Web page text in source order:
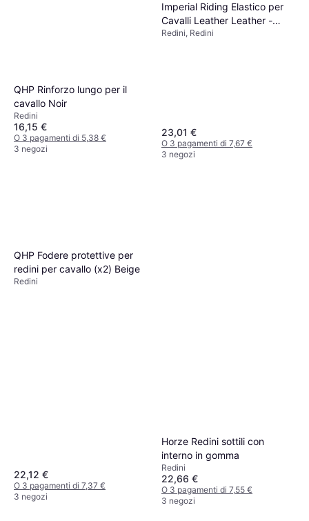
QHP Rinforzo lungo per il
cavallo Noir
Redini
16,15 €
O 3 pagamenti di 5,38 €
3 negozi
Imperial Riding Elastico per
Cavalli Leather Leather -
Nero
Redini, Redini
23,01 €
O 3 pagamenti di 7,67 €
3 negozi
QHP Fodere protettive per
redini per cavallo (x2) Beige
Redini
22,12 €
O 3 pagamenti di 7,37 €
3 negozi
Horze Redini sottili con
interno in gomma
Redini
22,66 €
O 3 pagamenti di 7,55 €
3 negozi